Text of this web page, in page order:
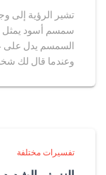
تشير الرؤية إلى
سمسم أسود يمثل
السمسم يدل على
وعندما قال لك
تفسيرات مختلفة